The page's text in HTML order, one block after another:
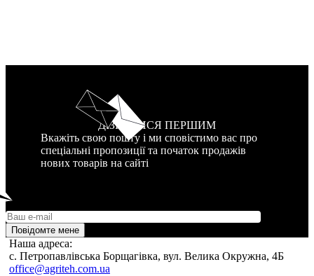
ДІЗНАТИСЯ ПЕРШИМ
Вкажіть свою пошту і ми сповістимо вас про
спеціальні пропозиції та початок продажів
нових товарів на сайті
Повідомте мене
Наша адреса:
c. Петропавлівська Борщагівка, вул. Велика Окружна, 4Б
office@agriteh.com.ua